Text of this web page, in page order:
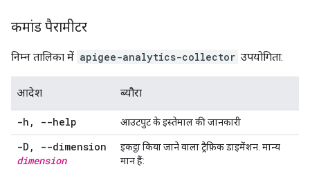
कमांड पैरामीटर
निम्न तालिका में apigee-analytics-collector उपयोगिता:
आदेश ब्यौरा
-h , --help आउटपुट के इस्तेमाल की जानकारी
-D ,
--dimension
dimension
इकट्ठा किया जाने वाला ट्रैफ़िक डाइमेंशन. मान्य
मान हैं: